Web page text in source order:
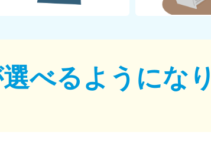
べるようにな